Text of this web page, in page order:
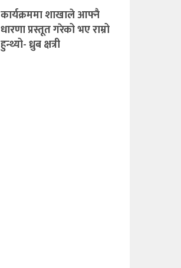
कार्यक्रममा शाखाले आफ्नै
धारणा प्रस्तूत गरेको भए राम्रो
हुन्थ्यो- ध्रुब क्षत्री